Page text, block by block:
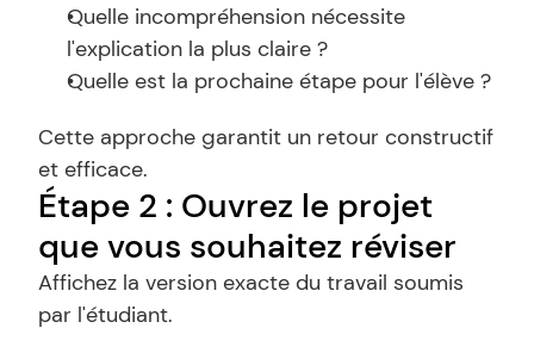
Quelle incompréhension nécessite
l'explication la plus claire ?
Quelle est la prochaine étape pour l'élève ?
Cette approche garantit un retour constructif
et efficace.
Étape 2 : Ouvrez le projet
que vous souhaitez réviser
Affichez la version exacte du travail soumis
par l'étudiant.